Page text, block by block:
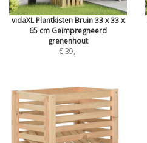
vidaXL Plantkisten Bruin 33 x 33 x
65 cm Geïmpregneerd
grenenhout
€ 39,-